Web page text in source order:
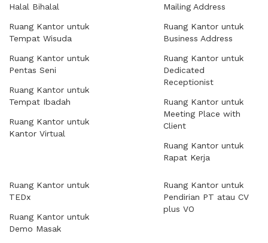
Halal Bihalal
Ruang Kantor untuk
Tempat Wisuda
Ruang Kantor untuk
Pentas Seni
Ruang Kantor untuk
Tempat Ibadah
Ruang Kantor untuk
Kantor Virtual
Mailing Address
Ruang Kantor untuk
Business Address
Ruang Kantor untuk
Dedicated
Receptionist
Ruang Kantor untuk
Meeting Place with
Client
Ruang Kantor untuk
Rapat Kerja
Ruang Kantor untuk
TEDx
Ruang Kantor untuk
Demo Masak
Ruang Kantor untuk
Pendirian PT atau CV
plus VO